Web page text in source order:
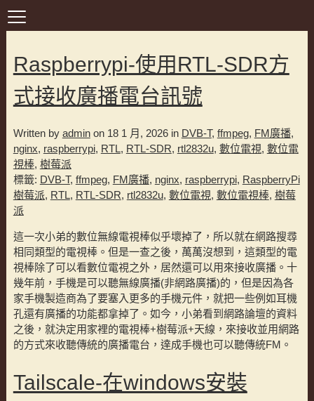
Raspberrypi-使用RTL-SDR方
式接收廣播電台訊號
Written by adminon 18 1 月, 2026 in DVB-T, ffmpeg, FM廣播,
nginx, raspberrypi, RTL, RTL-SDR, rtl2832u, 數位電視, 數位電
視棒, 樹莓派
標籤: DVB-T, ffmpeg, FM廣播, nginx, raspberrypi, RaspberryPi
樹莓派, RTL, RTL-SDR, rtl2832u, 數位電視, 數位電視棒, 樹莓
派
這一次小弟的數位無線電視棒似乎壞掉了，所以就在網路搜尋
相同類型的電視棒。但是一查之後，萬萬沒想到，這類型的電
視棒除了可以看數位電視之外，居然還可以用來接收廣播。十
幾年前，手機是可以聽無線廣播(非網路廣播)的，但是因為各
家手機製造商為了要塞入更多的手機元件，就把一些例如耳機
孔還有廣播的功能都拿掉了。如今，小弟看到網路論壇的資料
之後，就決定用家裡的電視棒+樹莓派+天線，來接收並用網路
的方式來收聽傳統的廣播電台，達成手機也可以聽傳統FM。
Tailscale-在windows安裝